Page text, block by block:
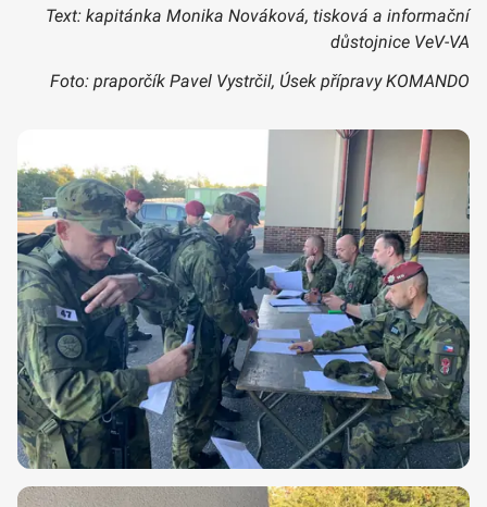
Text: kapitánka Monika Nováková, tisková a informační
důstojnice VeV-VA
Foto: praporčík Pavel Vystrčil, Úsek přípravy KOMANDO